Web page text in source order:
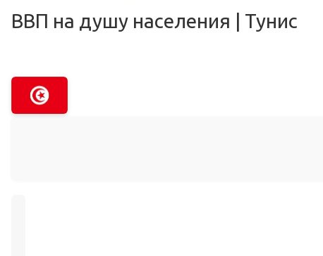
ВВП на душу населения | Тунис